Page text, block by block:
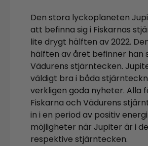
Den stora lyckoplaneten
att befinna sig i Fiskarnas
lite drygt hälften av 2022.
hälften av året befinner han
Vädurens stjärntecken.
väldigt bra i båda
verkligen goda nyheter. Alla
Fiskarna och Vädurens
in i en period av positiv
möjligheter när Jupiter är i
respektive stjärntecken.